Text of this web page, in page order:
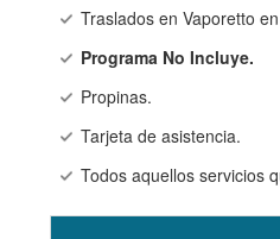
Traslados en Vaporetto
Programa No Incluye.
Propinas.
Tarjeta de asistencia.
Todos aquellos servicios